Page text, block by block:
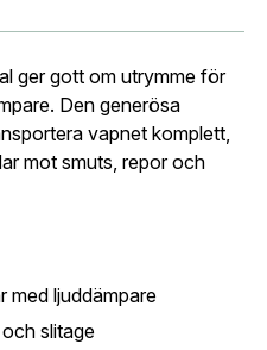
ger gott om utrymme för
Den generösa
vapnet komplett,
mot smuts, repor och
med ljuddämpare
slitage
enklare
och sparade
företag? Kontakta
sparas enligt